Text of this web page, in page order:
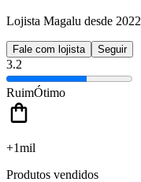
Lojista Magalu desde 2022
Fale com lojista Seguir
3.2
RuimÓtimo
+1mil
Produtos vendidos